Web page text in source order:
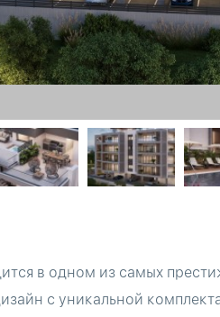
в одном из самых
с уникальной